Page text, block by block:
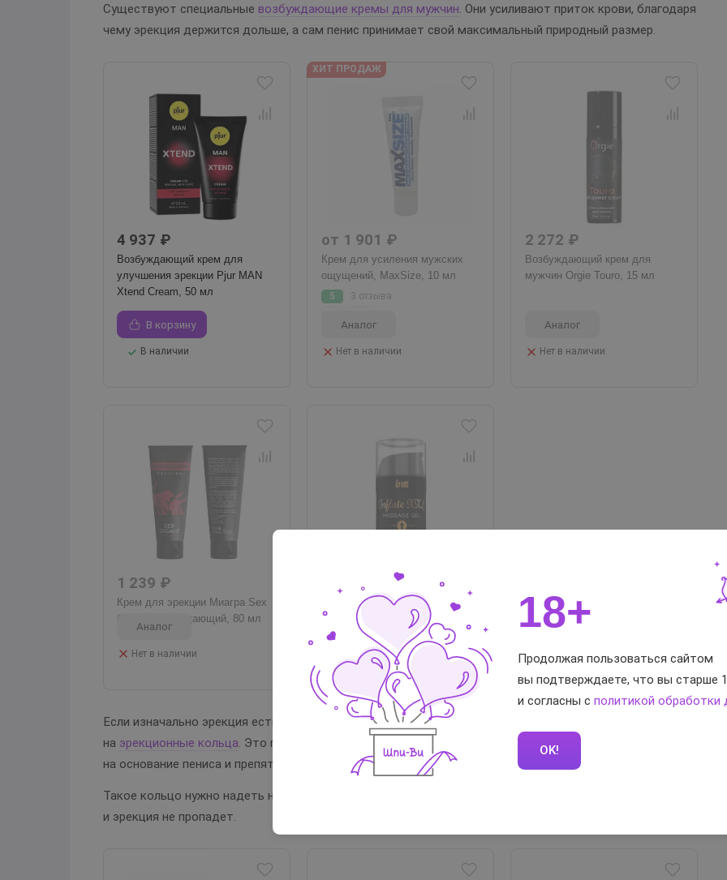
Существуют специальные возбуждающие кремы для мужчин. Они усиливают приток крови, благодаря
чему эрекция держится дольше, а сам пенис принимает свой максимальный природный размер.
4 937 ₽
Возбуждающий крем для
улучшения эрекции Pjur MAN
Xtend Cream, 50 мл
В корзину
В наличии
ХИТ ПРОДАЖ
от 1 901 ₽
Крем для усиления мужских
ощущений, MaxSize, 10 мл
5 3 отзыва
Аналог
Нет в наличии
2 272 ₽
Возбуждающий крем для
мужчин Orgie Touro, 15 мл
Аналог
Нет в наличии
1 239 ₽
Крем для эрекции Миагра Sex
Gigant возбуждающий, 80 мл
Аналог
Нет в наличии
3 219 ₽
Увеличивающий гель для
члена Intt Inflate XXL, 15 мл
Аналог
Нет в наличии
Если изначально эрекция есть, но в процессе она ослабевает, то следует обратить внимание
на эрекционные кольца. Это простые насадки из эластичного материала, которые надеваются
на основание пениса и препятствуют венозному оттоку крови.
Такое кольцо нужно надеть на себя в момент максимальной эрекции: кровь не будет оттекать,
и эрекция не пропадет.
18+
Продолжая пользоваться сайтом
вы подтверждаете, что вы старше
и согласны сполитикой обработки
OK!